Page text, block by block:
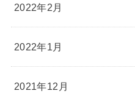
2022年2月
2022年1月
2021年12月